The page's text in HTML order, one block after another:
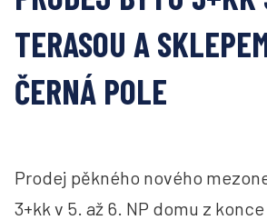
TERASOU A
ČERNÁ POLE
Prodej pěkného nového
3+kk v 5. až 6. NP domu z